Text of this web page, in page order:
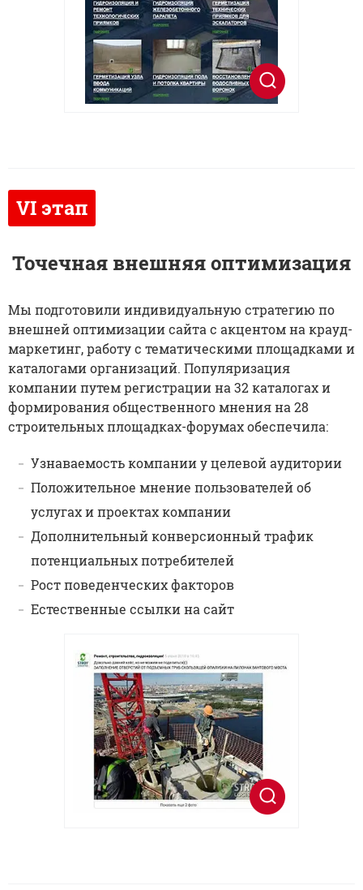
Точечная внешняя оптимизация
Мы подготовили индивидуальную стратегию по
внешней оптимизации сайта с акцентом на крауд-
маркетинг, работу с тематическими площадками и
каталогами организаций. Популяризация
компании путем регистрации на 32 каталогах и
формирования общественного мнения на 28
строительных площадках-форумах обеспечила:
Узнаваемость компании у целевой аудитории
Положительное мнение пользователей об
услугах и проектах компании
Дополнительный конверсионный трафик
потенциальных потребителей
Рост поведенческих факторов
Естественные ссылки на сайт